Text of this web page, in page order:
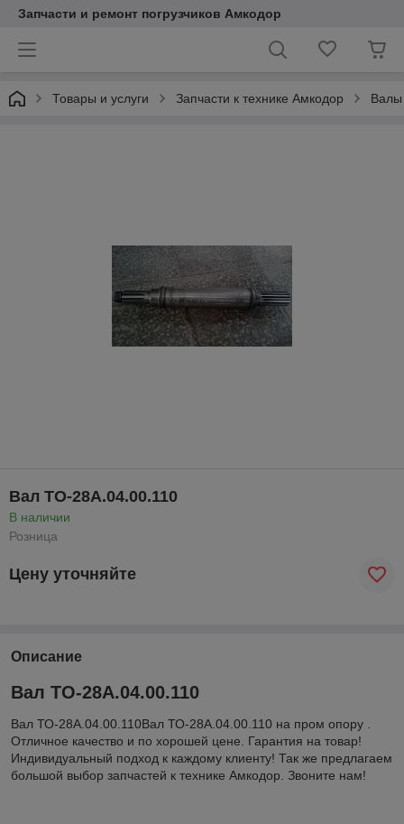
Запчасти и ремонт погрузчиков Амкодор
Товары и услуги Запчасти к технике Амкодор Валы
Вал ТО-28А.04.00.110
В наличии
Розница
Цену уточняйте
Описание
Вал ТО-28А.04.00.110
Вал ТО-28А.04.00.110Вал ТО-28А.04.00.110 на пром опору .
Отличное качество и по хорошей цене. Гарантия на товар!
Индивидуальный подход к каждому клиенту! Так же предлагаем
большой выбор запчастей к технике Амкодор. Звоните нам!